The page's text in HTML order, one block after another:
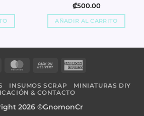
₡500.00
AÑADIR AL CARRITO
Visa MasterCard
Cash
Delivery
INSUMOS SCRAP
MINIATURAS DIY
& CONTACTO
2026 ©GnomonCr